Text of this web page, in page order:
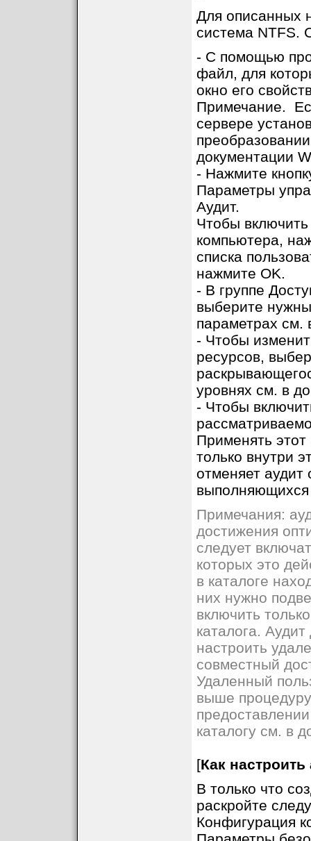
Для описанных
система NTFS.
- С помощью
файл, для
окно его
Примечание.
сервере
документации
- Нажмите
Параметры
Аудит.
Чтобы включить
компьютера,
списка
нажмите OK.
- В группе
выберите
параметрах см.
- Чтобы
ресурсов,
уровнях см. в
- Чтобы
Применять
только внутри
отменяет аудит
Примечания:
достижения
следует
которых это
в каталоге
них нужно
включить
каталога.
настроить
совместный
Удаленный
выше
каталогу см. в
[Как
В только что
раскройте
Конфигурация